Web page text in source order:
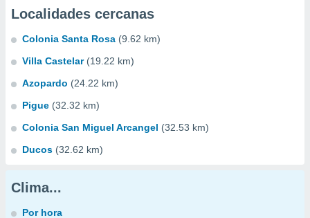
Localidades cercanas
Colonia Santa Rosa (9.62 km)
Villa Castelar (19.22 km)
Azopardo (24.22 km)
Pigue (32.32 km)
Colonia San Miguel Arcangel (32.53 km)
Ducos (32.62 km)
Clima...
Por hora